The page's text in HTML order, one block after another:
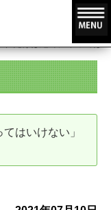
れだけは絶対にやっては
はいけない」